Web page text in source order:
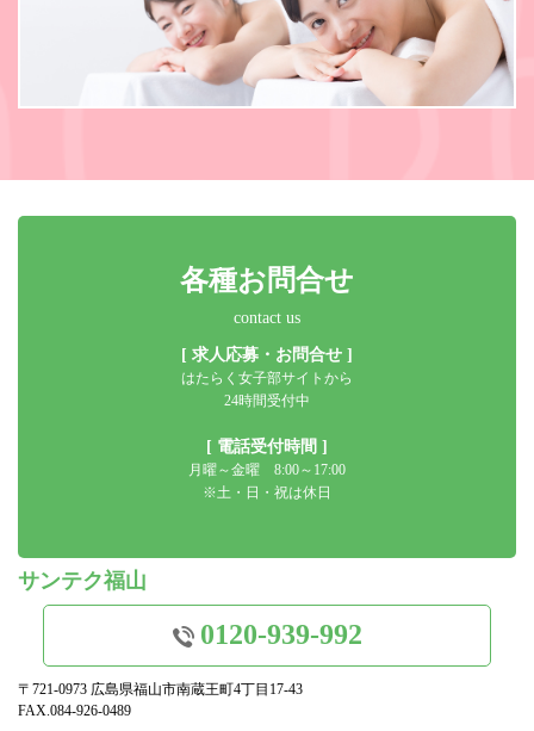
各種お問合せ
contact us
[ 求人応募・お問合せ ]
はたらく女子部サイトから
24時間受付中
[ 電話受付時間 ]
月曜～金曜 8:00～17:00
※土・日・祝は休日
サンテク福山
0120-939-992
〒721-0973 広島県福山市南蔵王町4丁目17-43
FAX.084-926-0489